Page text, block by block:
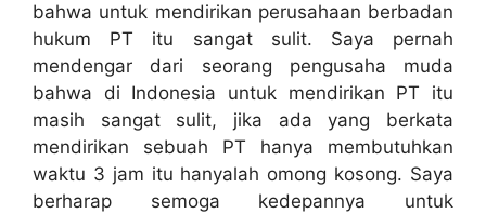
bahwa untuk mendirikan perusahaan berbadan
hukum PT itu sangat sulit. Saya pernah
mendengar dari seorang pengusaha muda
bahwa di Indonesia untuk mendirikan PT itu
masih sangat sulit, jika ada yang berkata
mendirikan sebuah PT hanya membutuhkan
waktu 3 jam itu hanyalah omong kosong. Saya
berharap semoga kedepannya untuk